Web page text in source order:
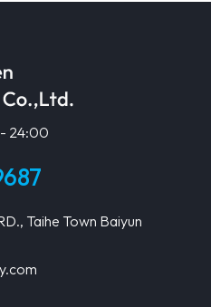
24:00
Taihe Town Baiyun